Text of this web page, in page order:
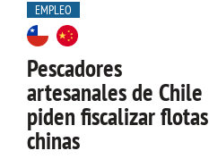
EMPLEO
Pescadores
artesanales de Chile
piden fiscalizar flotas
chinas